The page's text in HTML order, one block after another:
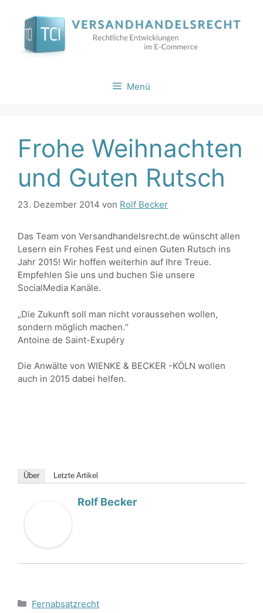
springen
Menü
Frohe Weihnachten
und Guten Rutsch
23. Dezember 2014 von Rolf Becker
Das Team von Versandhandelsrecht.de wünscht allen
Lesern ein Frohes Fest und einen Guten Rutsch ins
Jahr 2015! Wir hoffen weiterhin auf Ihre Treue.
Empfehlen Sie uns und buchen Sie unsere
SocialMedia Kanäle.
„Die Zukunft soll man nicht voraussehen wollen,
sondern möglich machen.“
Antoine de Saint-Exupéry
Die Anwälte von WIENKE & BECKER -KÖLN wollen
auch in 2015 dabei helfen.
Über Letzte Artikel
Rolf Becker
Kategorien
Fernabsatzrecht